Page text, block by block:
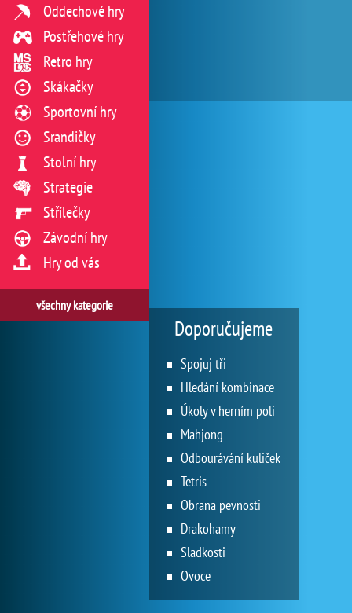
Oddechové hry
Postřehové hry
Retro hry
Skákačky
Sportovní hry
Srandičky
Stolní hry
Strategie
Střílečky
Závodní hry
Hry od vás
všechny kategorie
Doporučujeme
Spojuj tři
Hledání kombinace
Úkoly v herním poli
Mahjong
Odbourávání kuliček
Tetris
Obrana pevnosti
Drakohamy
Sladkosti
Ovoce